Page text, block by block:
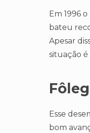
Em 1996
bateu
Apesar
situação é
Esse
bom